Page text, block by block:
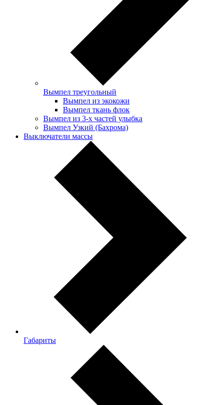
Вымпел треугольный
Вымпел из экокожи
Вымпел ткань флок
Вымпел из 3-х частей улыбка
Вымпел Узкий (Бахрома)
Выключатели массы
Габариты